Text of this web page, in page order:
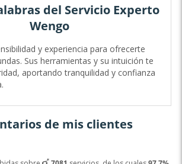
del Servicio Experto
Wengo
y experiencia para ofrecerte
Sus herramientas y su intuición te
aportando tranquilidad y confianza
de mis clientes